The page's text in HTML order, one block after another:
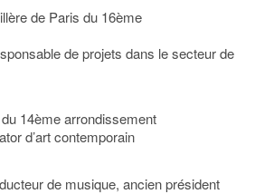
de Paris du 16ème
de projets dans le secteur de
14ème arrondissement
d’art contemporain
de musique, ancien président